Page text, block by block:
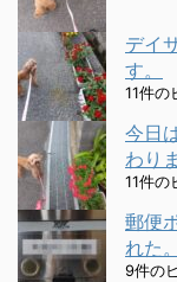
デイ
す。
11件の
今日
わり
11件の
郵便
れた
9件の